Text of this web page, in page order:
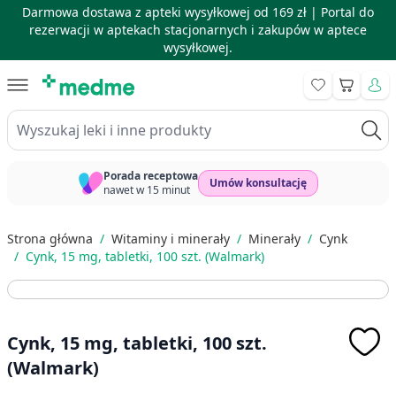
Darmowa dostawa z apteki wysyłkowej od 169 zł | Portal do
rezerwacji w aptekach stacjonarnych i zakupów w aptece
wysyłkowej.
Wyszukaj leki i inne produkty
Koszyk
Porada receptowa
nawet w 15 minut
Umów konsultację
Strona główna / Witaminy i minerały / Minerały / Cynk
/ Cynk, 15 mg, tabletki, 100 szt. (Walmark)
Cynk, 15 mg, tabletki, 100 szt.
(Walmark)